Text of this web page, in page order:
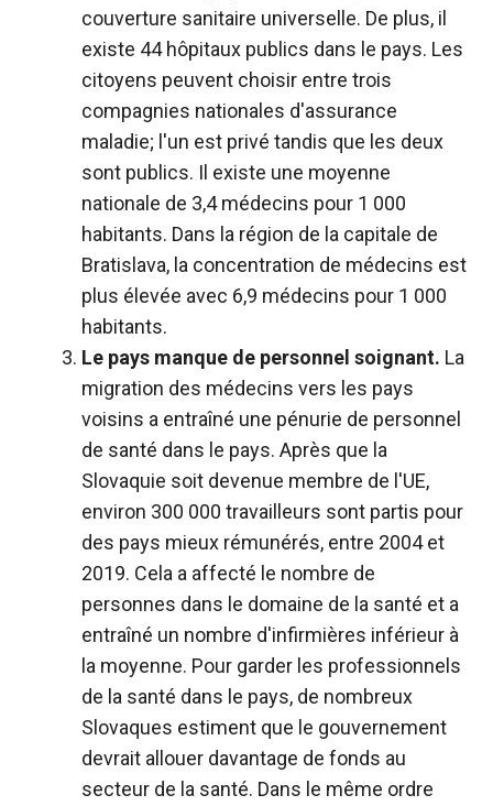
couverture sanitaire universelle. De plus, il
existe 44 hôpitaux publics dans le pays. Les
citoyens peuvent choisir entre trois
compagnies nationales d'assurance
maladie; l'un est privé tandis que les deux
sont publics. Il existe une moyenne
nationale de 3,4 médecins pour 1 000
habitants. Dans la région de la capitale de
Bratislava, la concentration de médecins est
plus élevée avec 6,9 médecins pour 1 000
habitants.
Le pays manque de personnel soignant. La
migration des médecins vers les pays
voisins a entraîné une pénurie de personnel
de santé dans le pays. Après que la
Slovaquie soit devenue membre de l'UE,
environ 300 000 travailleurs sont partis pour
des pays mieux rémunérés, entre 2004 et
2019. Cela a affecté le nombre de
personnes dans le domaine de la santé et a
entraîné un nombre d'infirmières inférieur à
la moyenne. Pour garder les professionnels
de la santé dans le pays, de nombreux
Slovaques estiment que le gouvernement
devrait allouer davantage de fonds au
secteur de la santé. Dans le même ordre